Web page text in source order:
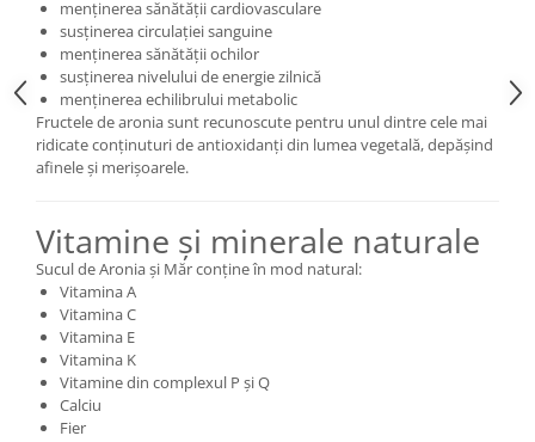
Cătină
Chlorella
Colina
Electroliti
Produse Apicole
menținerea sănătății cardiovasculare
susținerea circulației sanguine
menținerea sănătății ochilor
susținerea nivelului de energie zilnică
menținerea echilibrului metabolic
Fructele de aronia sunt recunoscute pentru unul dintre cele mai
ridicate conținuturi de antioxidanți din lumea vegetală, depășind
afinele și merișoarele.
Vitamine și minerale naturale
Sucul de Aronia și Măr conține în mod natural:
Vitamina A
Vitamina C
Vitamina E
Vitamina K
Vitamine din complexul P și Q
Calciu
Fier